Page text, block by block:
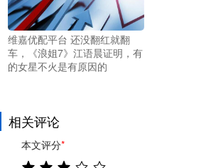
维嘉优配平台 还没翻红就翻
车，《浪姐7》江语晨证明，有
的女星不火是有原因的
相关评论
本文评分*